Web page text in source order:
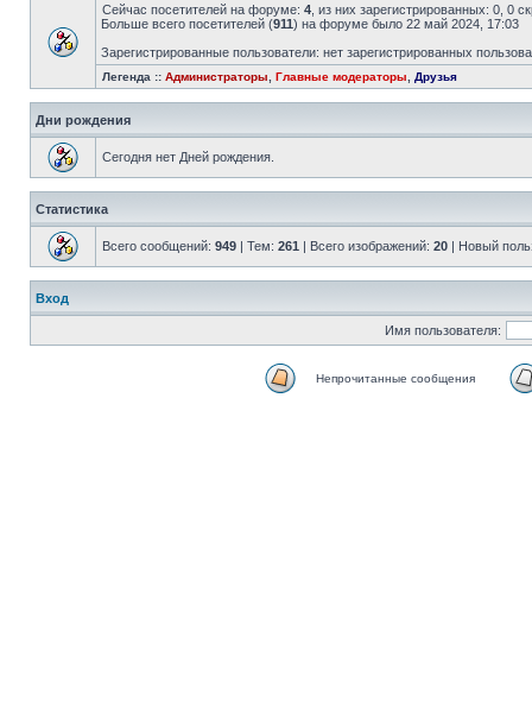
Сейчас посетителей на форуме: 4 , из них зарегистрированных: 0, 0
Больше всего посетителей (911) на форуме было 22 май 2024, 17:03
Зарегистрированные пользователи: нет зарегистрированных
Легенда :: Администраторы Главные модераторы Друзья
Дни рождения
Сегодня нет Дней рождения.
Статистика
Всего сообщений: 949 | Тем: 261 | Всего изображений: 20 | Новый
Вход
Имя пользователя:
Непрочитанные сообщения